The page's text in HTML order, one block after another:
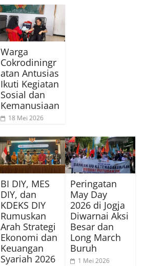
Warga
Cokrodiningr
atan Antusias
Ikuti Kegiatan
Sosial dan
Kemanusiaan
18 Mei 2026
BI DIY, MES
DIY, dan
KDEKS DIY
Rumuskan
Arah Strategi
Ekonomi dan
Keuangan
Syariah 2026
Peringatan
May Day
2026 di Jogja
Diwarnai Aksi
Besar dan
Long March
Buruh
1 Mei 2026